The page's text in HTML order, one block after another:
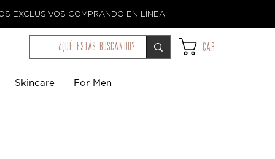
EXCLUSIVOS COMPRANDO EN LÍNEA.
¿qué estás buscando? Car
Skincare For Men